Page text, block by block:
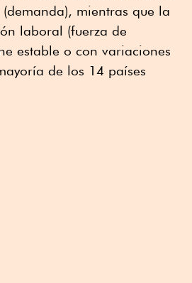
mientras que la
laboral (fuerza de
estable o con variaciones
de los 14 países